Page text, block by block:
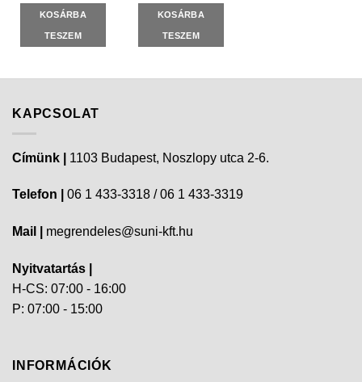
KOSÁRBA
TESZEM
KOSÁRBA
TESZEM
KAPCSOLAT
Címünk | 1103 Budapest, Noszlopy utca 2-6.
Telefon | 06 1 433-3318 / 06 1 433-3319
Mail | megrendeles@suni-kft.hu
Nyitvatartás |
H-CS: 07:00 - 16:00
P: 07:00 - 15:00
INFORMÁCIÓK